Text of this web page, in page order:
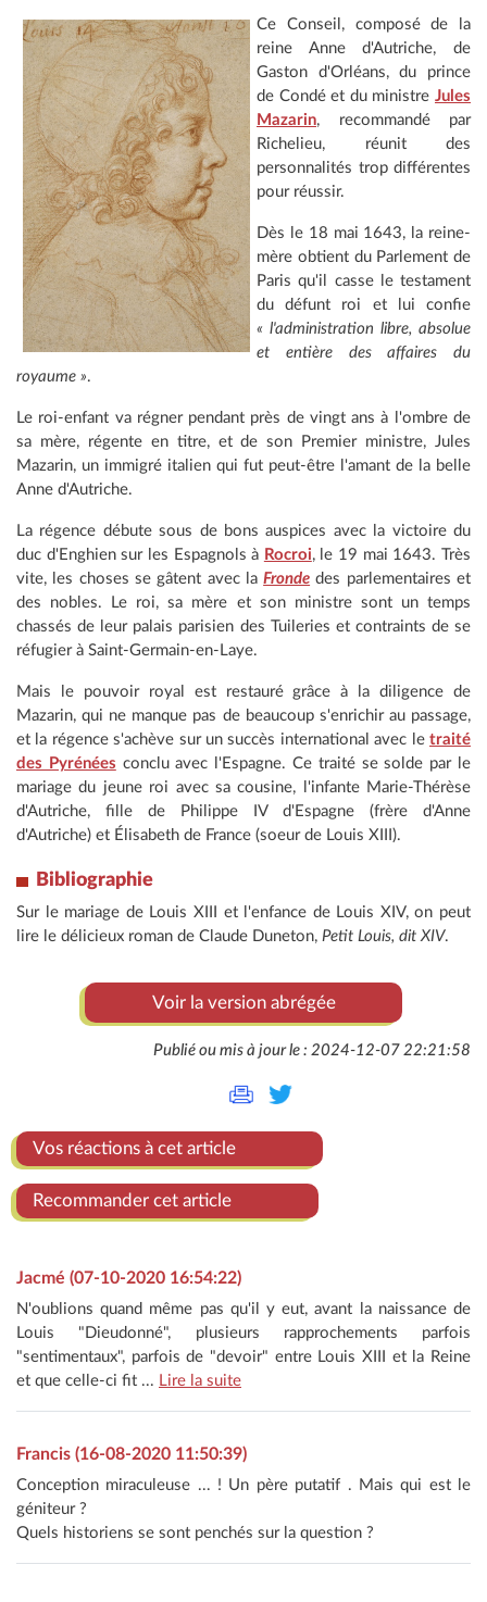
Ce Conseil, composé de la
reine Anne d'Autriche, de
Gaston d'Orléans, du prince
de Condé et du ministre Jules
Mazarin, recommandé par
Richelieu, réunit des
personnalités trop différentes
pour réussir.
Dès le 18 mai 1643, la reine-
mère obtient du Parlement de
Paris qu'il casse le testament
du défunt roi et lui confie
« l'administration libre, absolue
et entière des affaires du
royaume ».
Le roi-enfant va régner pendant près de vingt ans à l'ombre de
sa mère, régente en titre, et de son Premier ministre, Jules
Mazarin, un immigré italien qui fut peut-être l'amant de la belle
Anne d'Autriche.
La régence débute sous de bons auspices avec la victoire du
duc d'Enghien sur les Espagnols à Rocroi, le 19 mai 1643. Très
vite, les choses se gâtent avec laFronde des parlementaires et
des nobles. Le roi, sa mère et son ministre sont un temps
chassés de leur palais parisien des Tuileries et contraints de se
réfugier à Saint-Germain-en-Laye.
Mais le pouvoir royal est restauré grâce à la diligence de
Mazarin, qui ne manque pas de beaucoup s'enrichir au passage,
et la régence s'achève sur un succès international avec le traité
des Pyrénées conclu avec l'Espagne. Ce traité se solde par le
mariage du jeune roi avec sa cousine, l'infante Marie-Thérèse
d'Autriche, fille de Philippe IV d'Espagne (frère d'Anne
d'Autriche) et Élisabeth de France (soeur de Louis XIII).
Bibliographie
Sur le mariage de Louis XIII et l'enfance de Louis XIV, on peut
lire le délicieux roman de Claude Duneton, Petit Louis, dit XIV.
Voir la version abrégée
Publié ou mis à jour le : 2024-12-07 22:21:58
Vos réactions à cet article
Recommander cet article
Jacmé (07-10-2020 16:54:22)
N'oublions quand même pas qu'il y eut, avant la naissance de
Louis "Dieudonné", plusieurs rapprochements parfois
"sentimentaux", parfois de "devoir" entre Louis XIII et la Reine
et que celle-ci fit ... Lire la suite
Francis (16-08-2020 11:50:39)
Conception miraculeuse ... ! Un père putatif . Mais qui est le
géniteur ?
Quels historiens se sont penchés sur la question ?